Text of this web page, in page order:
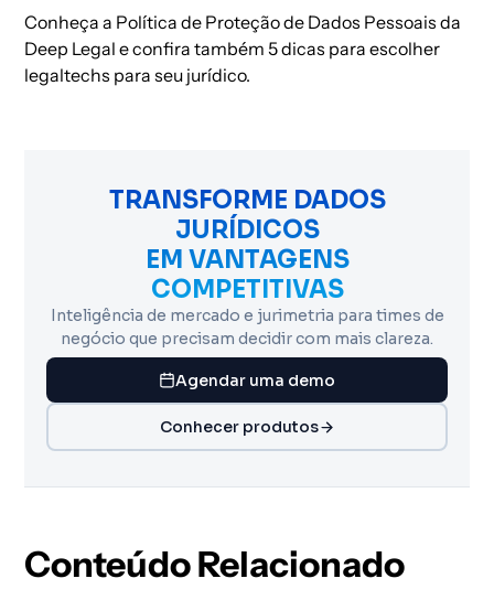
Conheça a Política de Proteção de Dados Pessoais da
Deep Legal e confira também5 dicas para escolher
legaltechs para seu jurídico.
TRANSFORME DADOS
JURÍDICOS
EM VANTAGENS
COMPETITIVAS
Inteligência de mercado e jurimetria para times de
negócio que precisam decidir com mais clareza.
Agendar uma demo
Conhecer produtos
Conteúdo Relacionado